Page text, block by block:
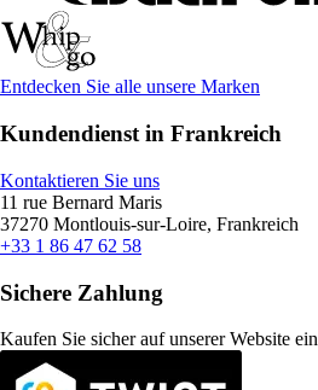
Entdecken Sie alle unsere Marken
Kundendienst in Frankreich
Kontaktieren Sie uns
11 rue Bernard Maris
37270 Montlouis-sur-Loire, Frankreich
+33 1 86 47 62 58
Sichere Zahlung
Kaufen Sie sicher auf unserer Website ein